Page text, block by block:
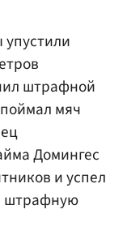
штрафной
мяч
Домингес
и успел
штрафную